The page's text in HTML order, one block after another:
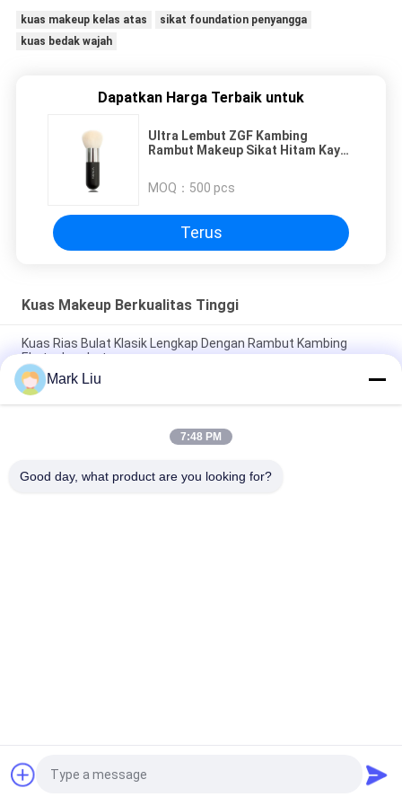
kuas makeup kelas atas
sikat foundation penyangga
kuas bedak wajah
Dapatkan Harga Terbaik untuk
Ultra Lembut ZGF Kambing
Rambut Makeup Sikat Hitam Kayu
MOQ： 500 pcs
Terus
Kuas Makeup Berkualitas Tinggi
Kuas Rias Bulat Klasik Lengkap Dengan Rambut Kambing
Ekstra Lembut
Vonira Beauty Kuas Rias Rambut Kambing Besar Kipas /
Pegangan Kayu Kuas Rias Kelas Atas
Kuas Rias Rambut Kambing Sheer Sangat Lembut Dengan
Quote request suatu
Mark Liu
7:48 PM
Good day, what product are you looking for?